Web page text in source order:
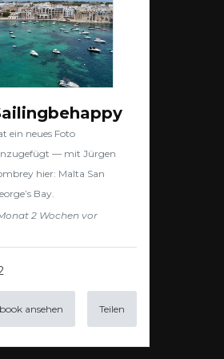
ein neues Foto
— mit Jürgen
hier: Malta San
Bay.
2 Wochen vor
ansehen Teilen